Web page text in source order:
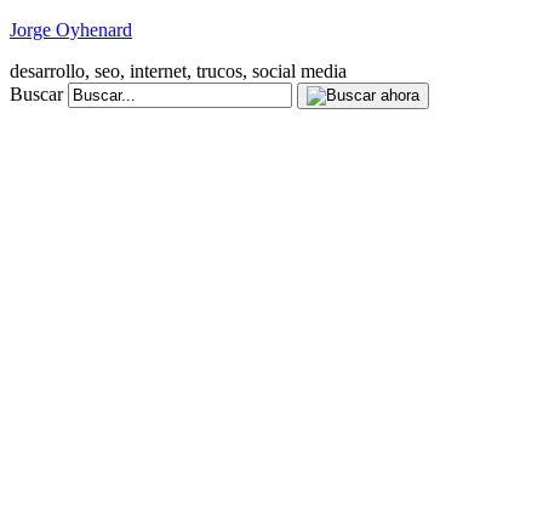
Jorge Oyhenard
desarrollo, seo, internet, trucos, social media
Buscar